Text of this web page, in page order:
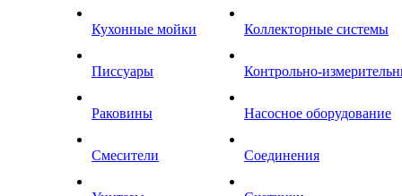
Кухонные мойки
Писсуары
Раковины
Смесители
Коллекторные системы
Контрольно-
Насосное оборудование
Соединения